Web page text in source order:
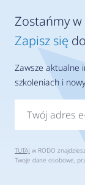
Zostańmy
Zapisz się
Zawsze aktualne
szkoleniach i
TUTAJ w RODO
Twoje dane osobowe,